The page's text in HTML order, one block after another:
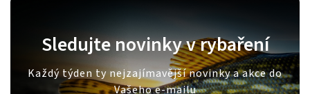
Sledujte novinky v rybaření
Každý týden ty nejzajímavější novinky a akce do
Vašeho e-mailu